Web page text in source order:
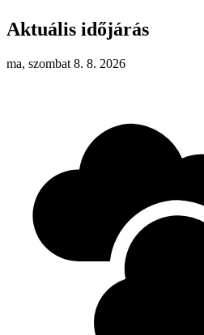
Aktuális időjárás
ma, szombat 8. 8. 2026